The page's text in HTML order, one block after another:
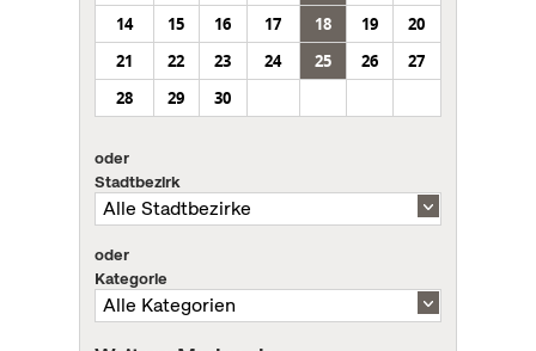
14
15 16 17 18 19
20
21
22 23 24 25 26
27
28
29 30
oder
Stadtbezirk
oder
Kategorie